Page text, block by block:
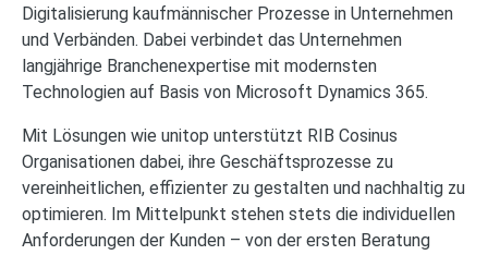
Digitalisierung kaufmännischer Prozesse in Unternehmen
und Verbänden. Dabei verbindet das Unternehmen
langjährige Branchenexpertise mit modernsten
Technologien auf Basis von Microsoft Dynamics 365.
Mit Lösungen wie unitop unterstützt RIB Cosinus
Organisationen dabei, ihre Geschäftsprozesse zu
vereinheitlichen, effizienter zu gestalten und nachhaltig zu
optimieren. Im Mittelpunkt stehen stets die individuellen
Anforderungen der Kunden – von der ersten Beratung